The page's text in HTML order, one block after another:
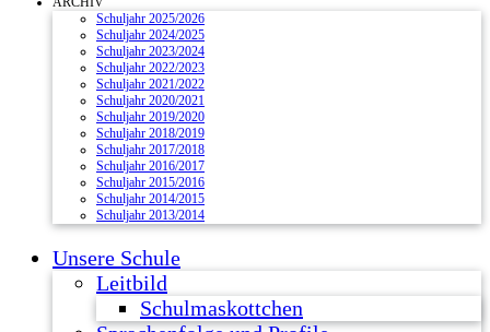
Schuljahr 2025/2026
Schuljahr 2024/2025
Schuljahr 2023/2024
Schuljahr 2022/2023
Schuljahr 2021/2022
Schuljahr 2020/2021
Schuljahr 2019/2020
Schuljahr 2018/2019
Schuljahr 2017/2018
Schuljahr 2016/2017
Schuljahr 2015/2016
Schuljahr 2014/2015
Schuljahr 2013/2014
Unsere Schule
Leitbild
Schulmaskottchen